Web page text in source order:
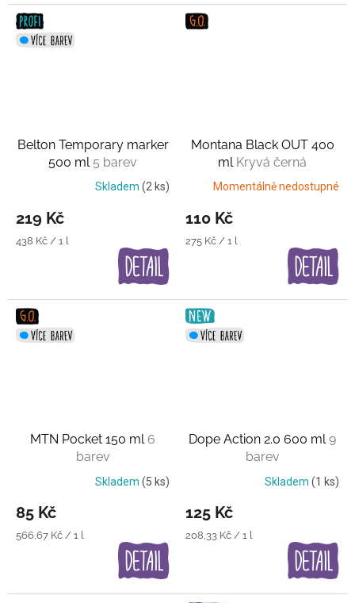
Belton Temporary marker
500 ml 5 barev
Skladem (2 ks)
219 Kč
Měrná
438 Kč / 1 l
Montana Black OUT 400
ml Kryvá černá
Momentálně nedostupné
110 Kč
Měrná
275 Kč / 1 l
MTN Pocket 150 ml 6
barev
Skladem (5 ks)
85 Kč
Měrná
566,67 Kč / 1 l
Dope Action 2.0 600 ml9
barev
Skladem (1 ks)
125 Kč
Měrná
208,33 Kč / 1 l